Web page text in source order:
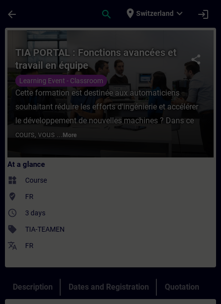
arrow_back search place Switzerland expand_more login
Course - TIA PORTAL : Fonctions
share
TIA PORTAL : Fonctions avancées et
travail en équipe
Learning Event - Classroom
Cette formation est destinée aux automaticiens
souhaitant réduire les efforts d'ingénierie et accélérer
le développement de nouvelles machines ? Dans ce
cours, vous ... More
At a glance
widgets Course
where_to_vote FR
access_time 3 days
sell TIA-TEAMEN
translate FR
Description Dates and Registration Quotation